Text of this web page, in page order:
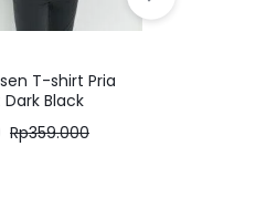
T-shirt Pria
Dark Black
Rp359.000